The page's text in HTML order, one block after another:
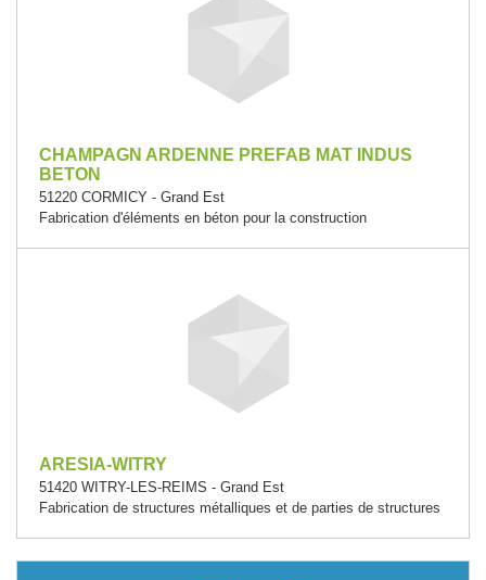
CHAMPAGN ARDENNE PREFAB MAT INDUS
BETON
51220 CORMICY - Grand Est
Fabrication d'éléments en béton pour la construction
ARESIA-WITRY
51420 WITRY-LES-REIMS - Grand Est
Fabrication de structures métalliques et de parties de structures